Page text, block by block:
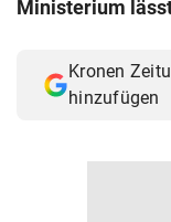
Muthgasse 2, 1190
Ministerium
Kronen
hinzufügen